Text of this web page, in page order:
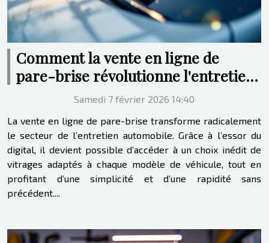
Comment la vente en ligne de
pare-brise révolutionne l'entretien
automobile ?Samedi 7 février 2026 14:40
La vente en ligne de pare-brise transforme radicalement
le secteur de l’entretien automobile. Grâce à l’essor du
digital, il devient possible d’accéder à un choix inédit de
vitrages adaptés à chaque modèle de véhicule, tout en
profitant d’une simplicité et d’une rapidité sans
précédent....